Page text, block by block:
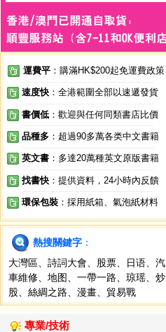
運費平 ：購滿HK$200起免運費政策
速度快 ：全港範圍全部以速遞發貨
書價低 ：歡迎與任何同類書店比價
品種多 ：超過90多萬各类中文書籍
英文書 ：多達20萬種英文原版書籍
找書快 ：提供資料，24小時內反饋
環保包裝 ：採用紙箱、氣泡紙材料
熱搜關鍵字 ：
大灣區
詩詞大會 股票 日语
汽
車維修
地图 一帶一路 琼瑶
炒
股
絲綢之路 漫畫 貿易戰
專業/技術